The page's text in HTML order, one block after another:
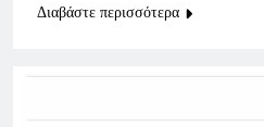
Διαβάστε περισσότερα